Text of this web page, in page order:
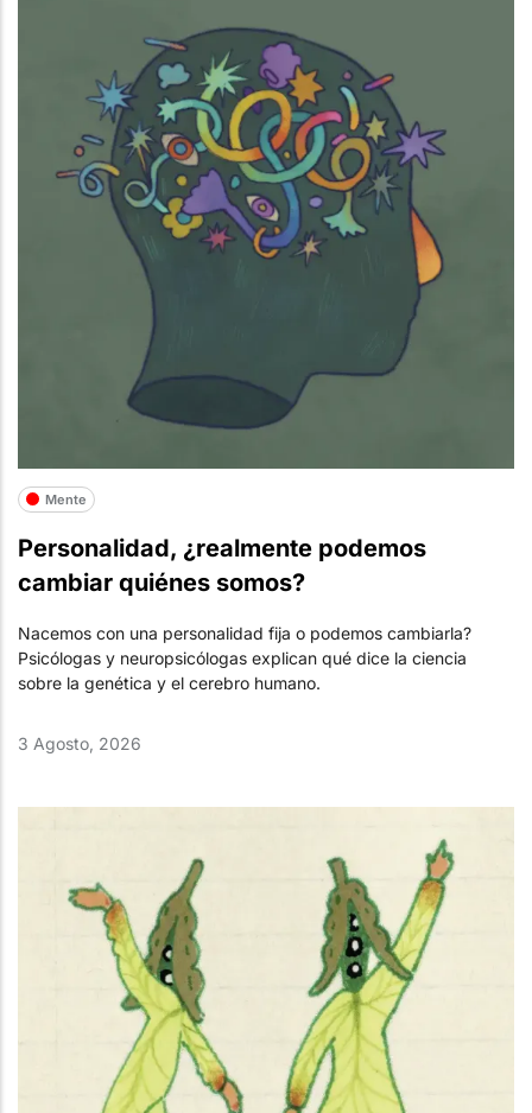
Mente
Personalidad, ¿realmente podemos
cambiar quiénes somos?
Nacemos con una personalidad fija o podemos cambiarla?
Psicólogas y neuropsicólogas explican qué dice la ciencia
sobre la genética y el cerebro humano.
3 Agosto, 2026